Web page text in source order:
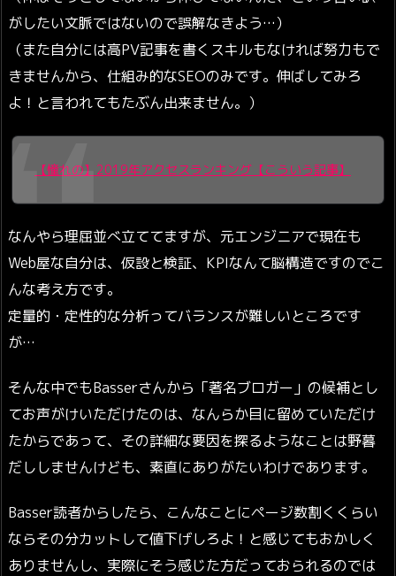
がしたい文脈ではないので誤解なきよう…）
（また自分には高PV記事を書くスキルもなければ努力もで
きませんから、仕組み的なSEOのみです。伸ばしてみろ
よ！と言われてもたぶん出来ません。）
【憧れの】2019年アクセスランキング【こういう記事】
なんやら理屈並べ立ててますが、元エンジニアで現在も
Web屋な自分は、仮設と検証、KPIなんて脳構造ですのでこ
んな考え方です。
定量的・定性的な分析ってバランスが難しいところです
が…
そんな中でもBasserさんから「著名ブロガー」の候補とし
てお声がけいただけたのは、なんらか目に留めていただけ
たからであって、その詳細な要因を探るようなことは野暮
だししませんけども、素直にありがたいわけであります。
Basser読者からしたら、こんなことにページ数割くくらい
ならその分カットして値下げしろよ！と感じてもおかしく
ありませんし、実際にそう感じた方だっておられるのでは